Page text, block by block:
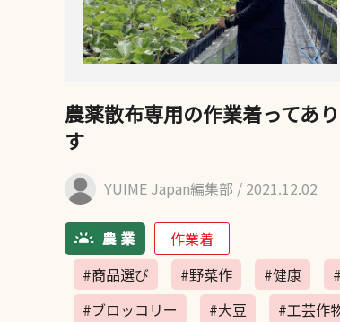
農薬散布専用の作業着ってあ
す
YUIME Japan編集部 / 2021.12.02
作業着
#商品選び
#野菜作 #健康
#ブロッコリー
#大豆 #工芸作